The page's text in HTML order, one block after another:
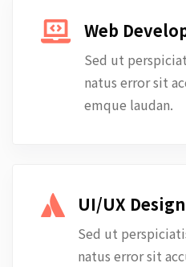
Web
Sed ut
natus error sit
emque laudan.
UI/UX Design
Sed ut
natus error sit